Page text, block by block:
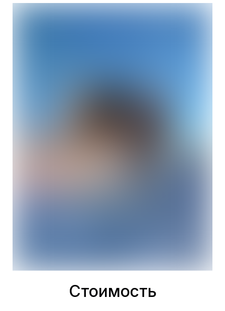
Стоимость